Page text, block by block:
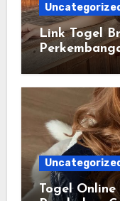
Link Togel
Digital Masa
Togel Online